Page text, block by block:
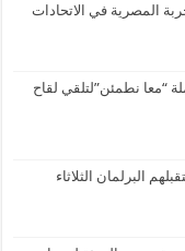
المصرية في الاتحادات
“معا نطمئن”لتلقي لقاح
نائب يستقبلهم البرلمان الثلاثاء